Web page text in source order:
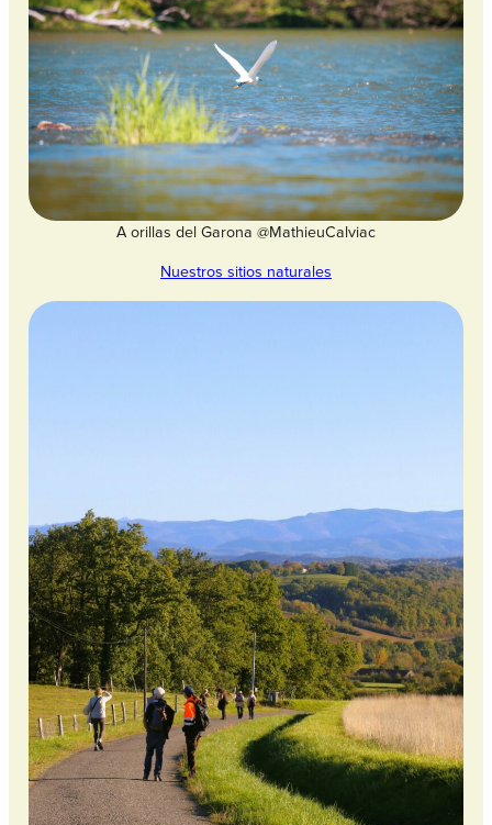
A orillas del Garona @MathieuCalviac
Nuestros sitios naturales